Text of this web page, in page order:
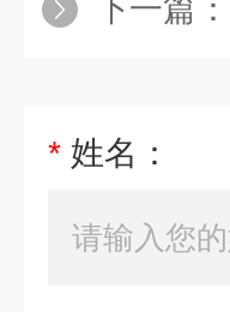
下一篇：
* 姓名：